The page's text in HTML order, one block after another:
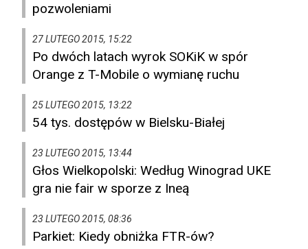
pozwoleniami
27 LUTEGO 2015, 15:22
Po dwóch latach wyrok SOKiK w spór
Orange z T-Mobile o wymianę ruchu
25 LUTEGO 2015, 13:22
54 tys. dostępów w Bielsku-Białej
23 LUTEGO 2015, 13:44
Głos Wielkopolski: Według Winograd UKE
gra nie fair w sporze z Ineą
23 LUTEGO 2015, 08:36
Parkiet: Kiedy obniżka FTR-ów?